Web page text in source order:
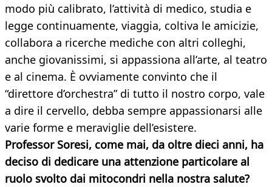
modo più calibrato, l’attività di medico, studia e
legge continuamente, viaggia, coltiva le amicizie,
collabora a ricerche mediche con altri colleghi,
anche giovanissimi, si appassiona all’arte, al teatro
e al cinema. È ovviamente convinto che il
“direttore d’orchestra” di tutto il nostro corpo, vale
a dire il cervello, debba sempre appassionarsi alle
varie forme e meraviglie dell’esistere.
Professor Soresi, come mai, da oltre dieci anni, ha
deciso di dedicare una attenzione particolare al
ruolo svolto dai mitocondri nella nostra salute?